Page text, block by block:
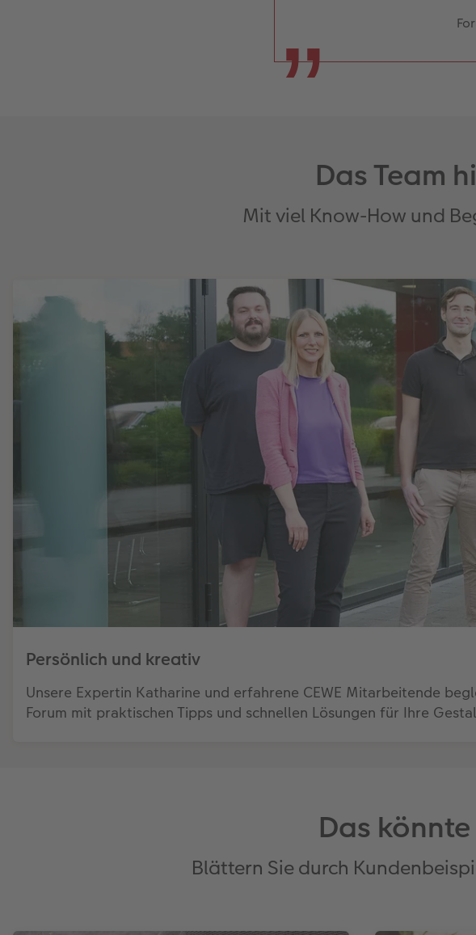
Das Team
Mit viel Know-How und
Persönlich und kreativ
Unsere Expertin Katharine und erfahrene CEWE Mitarbeitende
Forum mit praktischen Tipps und schnellen Lösungen für Ihre
Das
Blättern Sie durch